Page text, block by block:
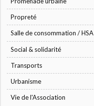
Propreté
Salle de consommation / HSA
Social & solidarité
Transports
Urbanisme
Vie de l'Association